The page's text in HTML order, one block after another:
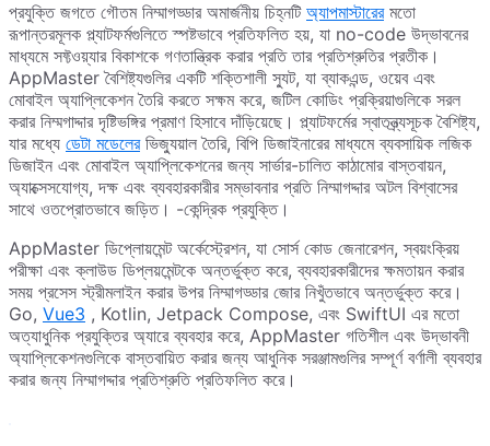
প্রযুক্তি জগতে গৌতম নিম্মাগড্ডার অমার্জনীয় চিহ্নটি অ্যাপমাস্টারেরমতো
রূপান্তরমূলক প্ল্যাটফর্মগুলিতে স্পষ্টভাবে প্রতিফলিত হয়, যা no-code উদ্ভাবনের
মাধ্যমে সফ্টওয়্যার বিকাশকে গণতান্ত্রিক করার প্রতি তার প্রতিশ্রুতির প্রতীক।
AppMaster বৈশিষ্ট্যগুলির একটি শক্তিশালী স্যুট, যা ব্যাকএন্ড, ওয়েব এবং
মোবাইল অ্যাপ্লিকেশন তৈরি করতে সক্ষম করে, জটিল কোডিং প্রক্রিয়াগুলিকে সরল
করার নিম্মগাদ্দার দৃষ্টিভঙ্গির প্রমাণ হিসাবে দাঁড়িয়েছে। প্ল্যাটফর্মের স্বাতন্ত্র্যসূচক বৈশিষ্ট্য,
যার মধ্যে ডেটা মডেলেরভিজ্যুয়াল তৈরি, বিপি ডিজাইনারের মাধ্যমে ব্যবসায়িক লজিক
ডিজাইন এবং মোবাইল অ্যাপ্লিকেশনের জন্য সার্ভার-চালিত কাঠামোর বাস্তবায়ন,
অ্যাক্সেসযোগ্য, দক্ষ এবং ব্যবহারকারীর সম্ভাবনার প্রতি নিম্মাগদ্দার অটল বিশ্বাসের
সাথে ওতপ্রোতভাবে জড়িত। -কেন্দ্রিক প্রযুক্তি।
AppMaster ডিপ্লোয়মেন্ট অর্কেস্ট্রেশন, যা সোর্স কোড জেনারেশন, স্বয়ংক্রিয়
পরীক্ষা এবং ক্লাউড ডিপ্লয়মেন্টকে অন্তর্ভুক্ত করে, ব্যবহারকারীদের ক্ষমতায়ন করার
সময় প্রসেস স্ট্রীমলাইন করার উপর নিম্মাগড্ডার জোর নিখুঁতভাবে অন্তর্ভুক্ত করে।
Go, Vue3 , Kotlin, Jetpack Compose, এবং SwiftUI এর মতো
অত্যাধুনিক প্রযুক্তির অ্যারে ব্যবহার করে, AppMaster গতিশীল এবং উদ্ভাবনী
অ্যাপ্লিকেশনগুলিকে বাস্তবায়িত করার জন্য আধুনিক সরঞ্জামগুলির সম্পূর্ণ বর্ণালী ব্যবহার
করার জন্য নিম্মাগদ্দার প্রতিশ্রুতি প্রতিফলিত করে।